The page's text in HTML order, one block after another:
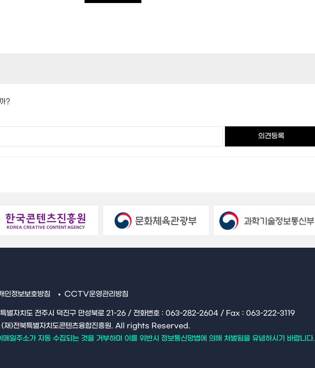
?
인정보보호방침 CCTV운영관리방침
별자치도 전주시 덕진구 만성북로 21-26 / 전화번호 : 063-282-2604 / Fax : 063-222-3119
)전북특별자치도콘텐츠융합진흥원. All rights Reserved.
일주소가 자동 수집되는 것을 거부하며 이를 위반시 정보통신망법에 의해 처벌됨을 유념하시기 바랍니다.